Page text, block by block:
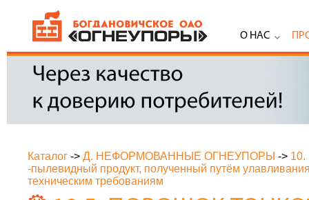
О НАС
Каталог -> Д. НЕФОРМОВАННЫЕ ОГНЕУПОРЫ ->
-пылевидный продукт, полученный путём
техническим требованиям